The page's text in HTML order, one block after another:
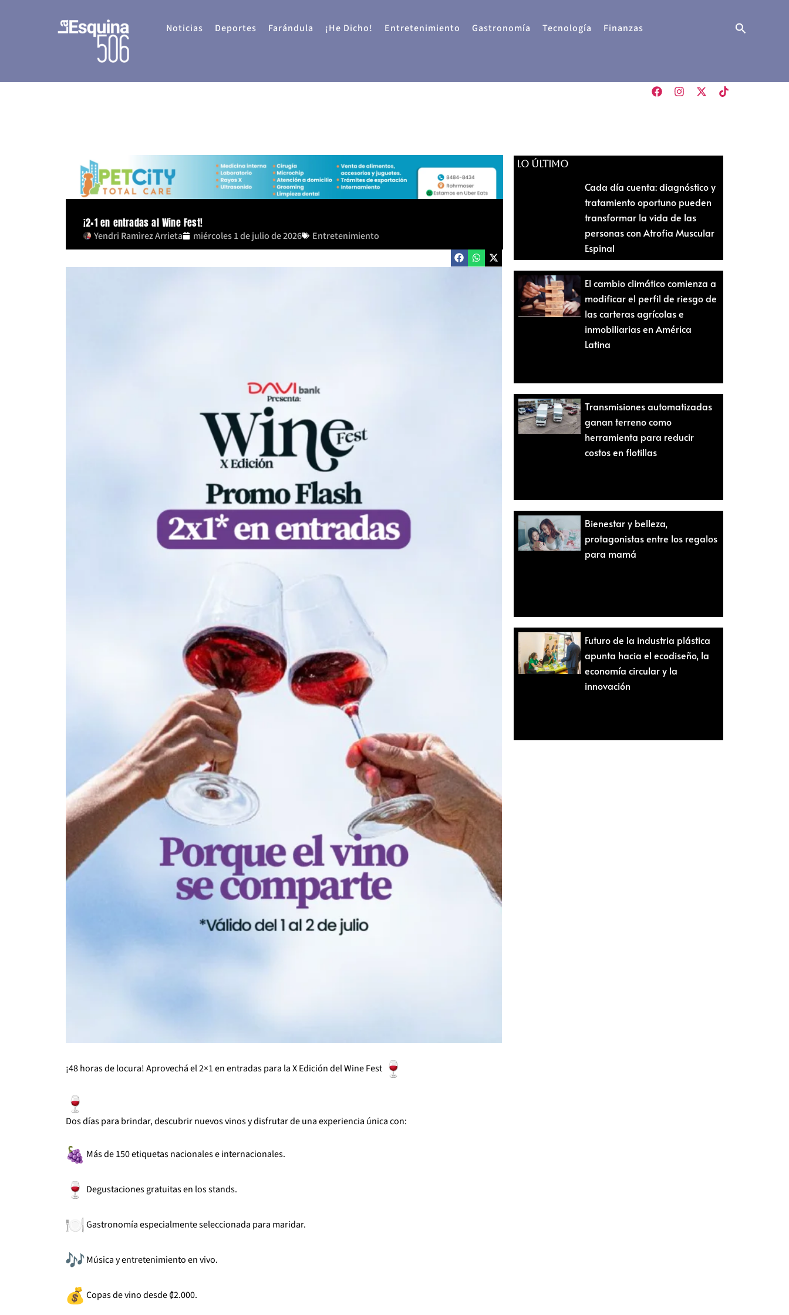
Noticias Deportes Farándula ¡He Dicho! Entretenimiento Gastronomía Tecnología Finanzas Buscar
¡2×1 en entradas al Wine Fest!
Yendri Ramìrez Arrieta miércoles 1 de julio de 2026 Entretenimiento
¡48 horas de locura! Aprovechá el 2×1 en entradas para la X Edición del Wine Fest
Dos días para brindar, descubrir nuevos vinos y disfrutar de una experiencia única con:
Más de 150 etiquetas nacionales e internacionales.
Degustaciones gratuitas en los stands.
Gastronomía especialmente seleccionada para maridar.
Música y entretenimiento en vivo.
Copas de vino desde ₡2.000.
LO ÚLTIMO
Cada día cuenta: diagnóstico y
tratamiento oportuno pueden
transformar la vida de las
personas con Atrofia Muscular
Espinal
El cambio climático comienza a
modificar el perfil de riesgo de
las carteras agrícolas e
inmobiliarias en América
Latina
Transmisiones automatizadas
ganan terreno como
herramienta para reducir
costos en flotillas
Bienestar y belleza,
protagonistas entre los regalos
para mamá
Futuro de la industria plástica
apunta hacia el ecodiseño, la
economía circular y la
innovación